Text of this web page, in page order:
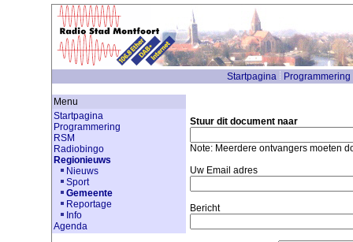
Startpagina Programmering
Menu
Startpagina
Programmering
RSM
Radiobingo
Regionieuws
Nieuws
Sport
Gemeente
Reportage
Info
Agenda
Stuur dit document naar
Note: Meerdere ontvangers moeten
Uw Email adres
Bericht